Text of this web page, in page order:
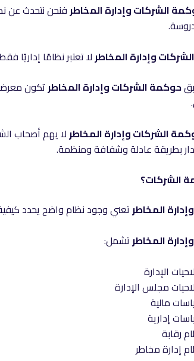
الشركات وإدارة المخاطر فنحن نتحدث عن
وإدارة المخاطر لا تعتبر نظامًا إداريًا
حوكمة الشركات وإدارة المخاطرتكون
الشركات وإدارة المخاطر لا يهم أصحاب
بطريقة عادلة وشفافة ومنظمة.
الشركات؟
المخاطرتعني وجود نظام واضح يحدد كيفية
المخاطر تشمل:
الإدارة
مجلس الإدارة
مالية
إدارية
رقابة
إدارة مخاطر